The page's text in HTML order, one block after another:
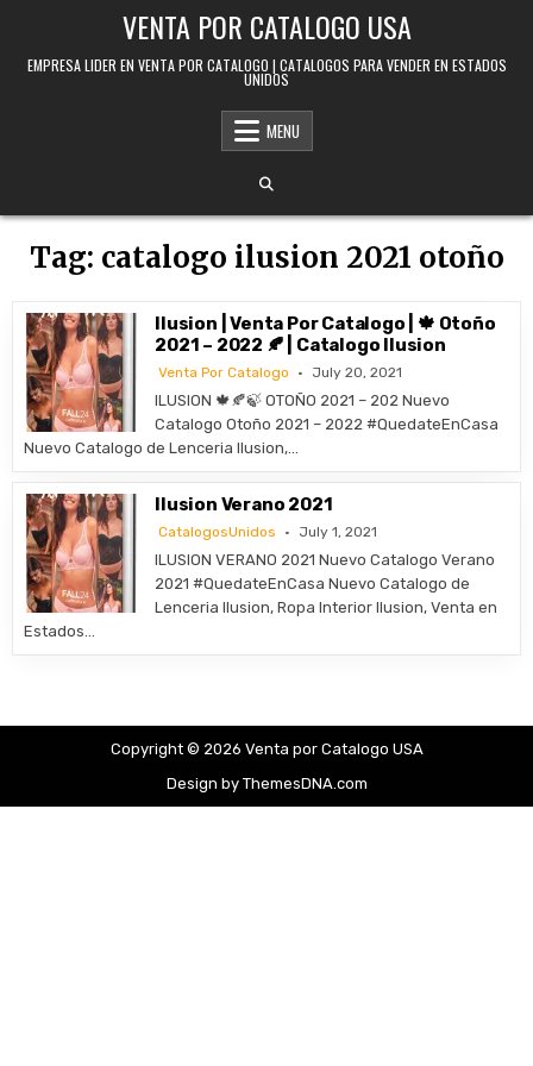
VENTA POR CATALOGO USA
EMPRESA LIDER EN VENTA POR CATALOGO | CATALOGOS PARA VENDER EN ESTADOS
UNIDOS
MENU
Tag: catalogo ilusion 2021 otoño
Ilusion | Venta Por Catalogo | 🍁 Otoño
2021 – 2022 🍂 | Catalogo Ilusion
Venta Por Catalogo July 20, 2021
ILUSION 🍁🍂🍃 OTOÑO 2021 – 202 Nuevo
Catalogo Otoño 2021 – 2022 #QuedateEnCasa
Nuevo Catalogo de Lenceria Ilusion,…
Ilusion Verano 2021
CatalogosUnidos July 1, 2021
ILUSION VERANO 2021 Nuevo Catalogo Verano
2021 #QuedateEnCasa Nuevo Catalogo de
Lenceria Ilusion, Ropa Interior Ilusion, Venta en
Estados…
Copyright © 2026 Venta por Catalogo USA
Design by ThemesDNA.com